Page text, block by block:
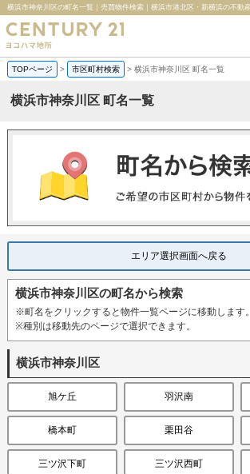
TOPページ > 市区町村検索 > 横浜市神奈川区 町名一覧
横浜市神奈川区 町名一覧
エリア選択画面へ戻る
横浜市神奈川区の町名から検索
※町名をクリックすると物件一覧ページに移動します。
※種別は移動先のページで選択できます。
横浜市神奈川区
旭ケ丘 羽沢南
橋本町 栗田谷
三ツ沢下町 三ツ沢西町